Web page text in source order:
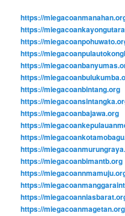
https://
https://
https://
https://
https://
https://
https://miegacoanbintang.org
https://
https://miegacoanbajawa.org
https://
https://
https://
https://miegacoanbimantb.org
https://
https://
https://
https://miegacoanmagetan.org